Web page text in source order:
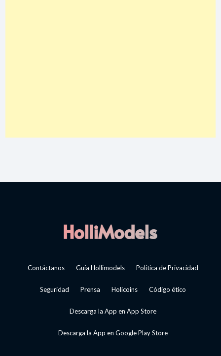
Contáctanos Guía Hollimodels Política de Privacidad
Seguridad Prensa Holicoins Código ético
Descarga la App en App Store
Descarga la App en Google Play Store